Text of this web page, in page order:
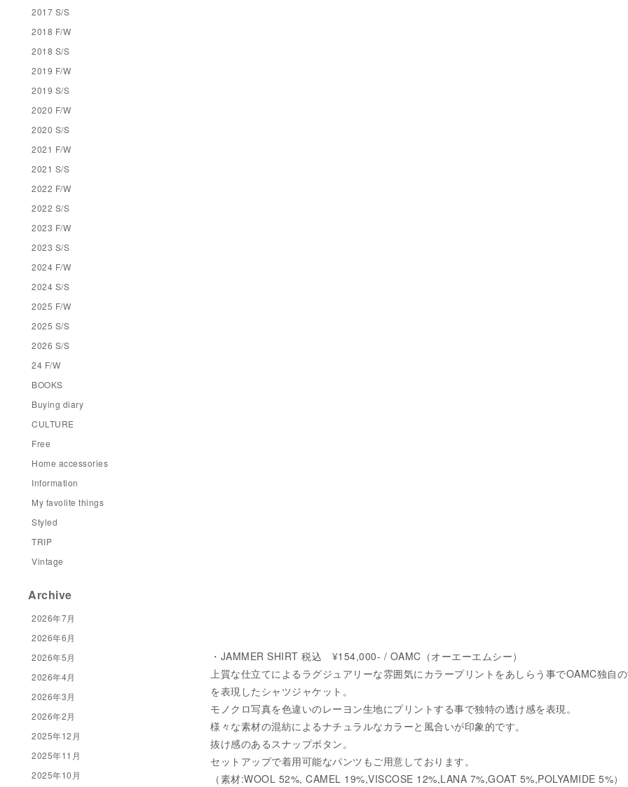
・JAMMER SHIRT 税込 ¥154,000- / OAMC（オーエーエムシー）
上質な仕立てによるラグジュアリーな雰囲気にカラープリントをあしらう事でOAMC独自
を表現したシャツジャケット。
モノクロ写真を色違いのレーヨン生地にプリントする事で独特の透け感を表現。
様々な素材の混紡によるナチュラルなカラーと風合いが印象的です。
抜け感のあるスナップボタン。
セットアップで着用可能なパンツもご用意しております。
（素材:WOOL 52%, CAMEL 19%,VISCOSE 12%,LANA 7%,GOAT 5%,POLYAMIDE 5%）
2017 S/S
2018 F/W
2018 S/S
2019 F/W
2019 S/S
2020 F/W
2020 S/S
2021 F/W
2021 S/S
2022 F/W
2022 S/S
2023 F/W
2023 S/S
2024 F/W
2024 S/S
2025 F/W
2025 S/S
2026 S/S
24 F/W
BOOKS
Buying diary
CULTURE
Free
Home accessories
Information
My favolite things
Styled
TRIP
Vintage
Archive
2026年7月
2026年6月
2026年5月
2026年4月
2026年3月
2026年2月
2025年12月
2025年11月
2025年10月